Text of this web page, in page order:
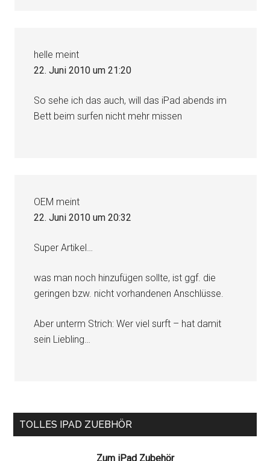
helle meint
22. Juni 2010 um 21:20
So sehe ich das auch, will das iPad abends im
Bett beim surfen nicht mehr missen
OEM meint
22. Juni 2010 um 20:32
Super Artikel…
was man noch hinzufügen sollte, ist ggf. die
geringen bzw. nicht vorhandenen Anschlüsse.
Aber unterm Strich: Wer viel surft – hat damit
sein Liebling…
Seitenspalte
TOLLES IPAD ZUEBHÖR
Zum iPad Zubehör